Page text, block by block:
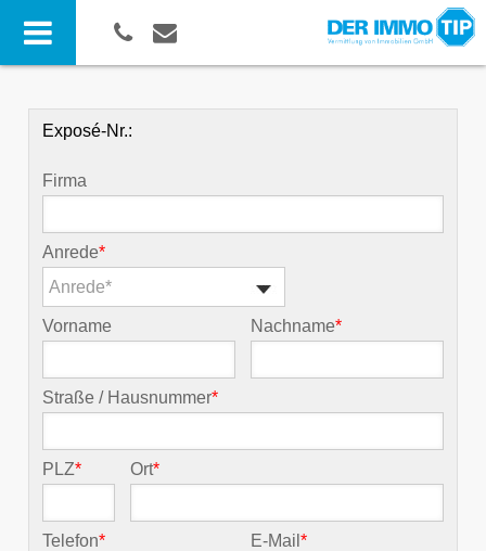
Exposé-Nr.:
Firma
Anrede*
Anrede*
Vorname Nachname*
Straße / Hausnummer*
PLZ* Ort*
Telefon* E-Mail*